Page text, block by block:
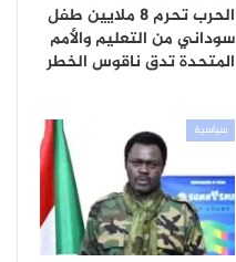
الحرب تحرم 8 ملايين طفل
سوداني من التعليم والأمم
المتحدة تدق ناقوس الخطر
سياسية